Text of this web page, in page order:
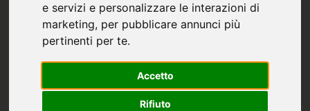
e servizi e personalizzare le interazioni di
marketing, per pubblicare annunci più
pertinenti per te.
Accetto
Rifiuto